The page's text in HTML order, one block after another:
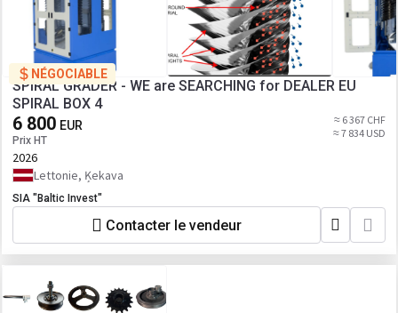
NÉGOCIABLE
SPIRAL GRADER - WE are SEARCHING for DEALER EU
SPIRAL BOX 4
6 800 EUR
Prix HT
≈ 6 367 CHF
≈ 7 834 USD
2026
Lettonie, Ķekava
SIA "Baltic Invest"
Contacter le vendeur